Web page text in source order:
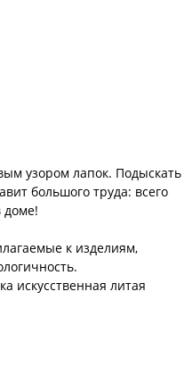
узором лапок. Подыскать
большого труда: всего
доме!
к изделиям,
искусственная литая